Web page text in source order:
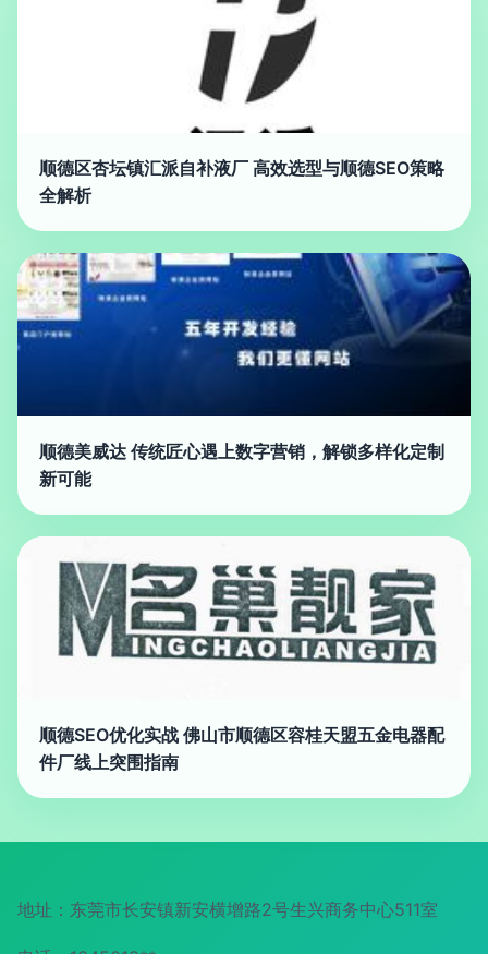
顺德区杏坛镇汇派自补液厂 高效选型与顺德SEO策略
全解析
顺德美威达 传统匠心遇上数字营销，解锁多样化定制
新可能
顺德SEO优化实战 佛山市顺德区容桂天盟五金电器配
件厂线上突围指南
地址：东莞市长安镇新安横增路2号生兴商务中心511室